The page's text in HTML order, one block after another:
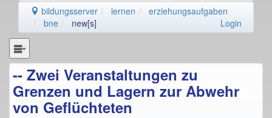
bildungsserver lernen
erziehungsaufgaben
bne
new[s] Login
-- Zwei Veranstaltungen zu
Grenzen und Lagern zur Abwehr
von Geflüchteten